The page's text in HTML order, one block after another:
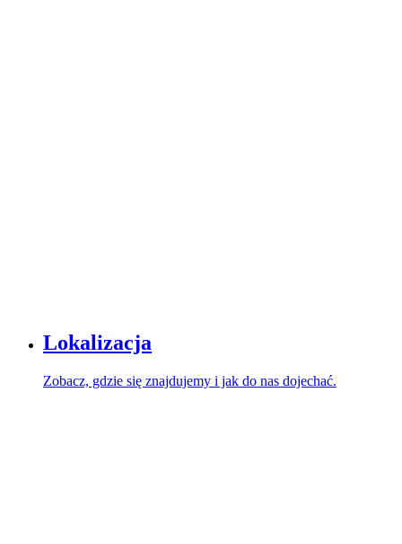
Lokalizacja
Zobacz, gdzie się znajdujemy i jak do nas dojechać.